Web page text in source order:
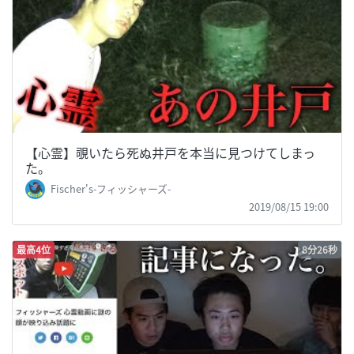
【心霊】覗いたら死ぬ井戸を本当に見つけてしまっ
た。
Fischer's-フィッシャーズ-
2019/08/15 19:00
最高4位 8分26秒